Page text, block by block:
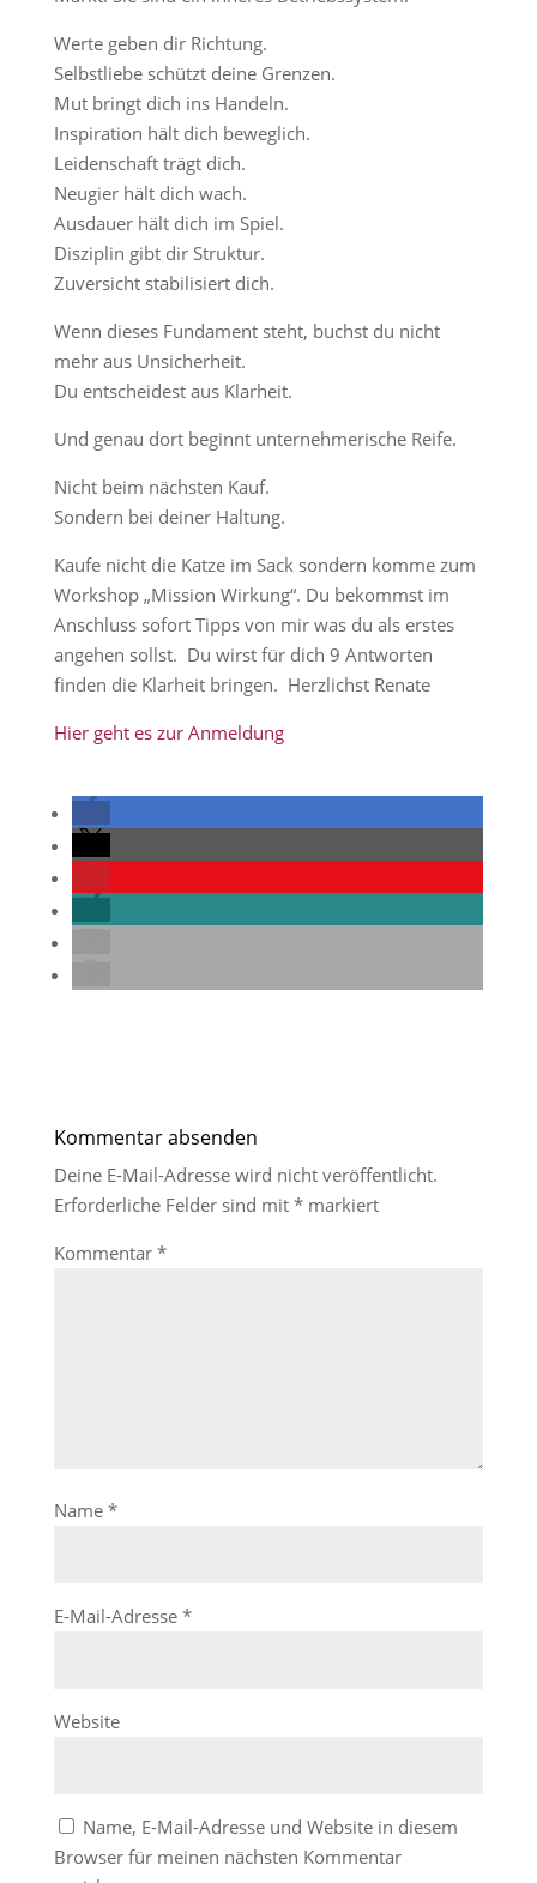
Werte geben dir Richtung.
Selbstliebe schützt deine Grenzen.
Mut bringt dich ins Handeln.
Inspiration hält dich beweglich.
Leidenschaft trägt dich.
Neugier hält dich wach.
Ausdauer hält dich im Spiel.
Disziplin gibt dir Struktur.
Zuversicht stabilisiert dich.
Wenn dieses Fundament steht, buchst du nicht
mehr aus Unsicherheit.
Du entscheidest aus Klarheit.
Und genau dort beginnt unternehmerische Reife.
Nicht beim nächsten Kauf.
Sondern bei deiner Haltung.
Kaufe nicht die Katze im Sack sondern komme zum
Workshop „Mission Wirkung“. Du bekommst im
Anschluss sofort Tipps von mir was du als erstes
angehen sollst. Du wirst für dich 9 Antworten
finden die Klarheit bringen. Herzlichst Renate
Hier geht es zur Anmeldung
Kommentar absenden
Deine E-Mail-Adresse wird nicht veröffentlicht.
Erforderliche Felder sind mit *markiert
Kommentar *
Name *
E-Mail-Adresse *
Website
Name, E-Mail-Adresse und Website in diesem
Browser für meinen nächsten Kommentar